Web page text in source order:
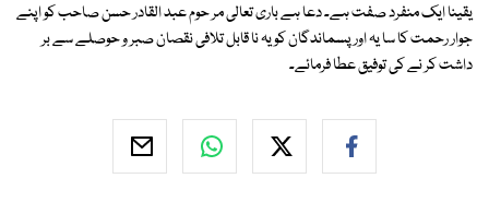
یقینا ایک منفرد صفت ہے۔ دعا ہے باری تعالی مر حوم عبد القادر حسن صاحب کو اپنے
جوار رحمت کا سا یہ اور پسماندگان کو یہ نا قابل تلافی نقصان صبر و حوصلے سے بر
داشت کر نے کی توفیق عطا فرمائے۔